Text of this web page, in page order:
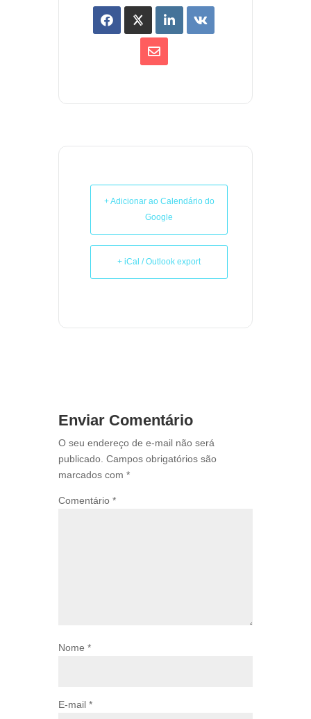
+ Adicionar ao Calendário do
Google
+ iCal / Outlook export
Enviar Comentário
O seu endereço de e-mail não será
publicado. Campos obrigatórios são
marcados com *
Comentário *
Nome *
E-mail *